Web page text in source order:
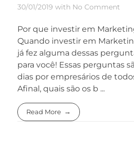
30/01/2019 with No Comment
Por que investir em
Quando investir em
já fez alguma dessas
para você! Essas perguntas
dias por empresários de
Afinal, quais são os b ...
Read More